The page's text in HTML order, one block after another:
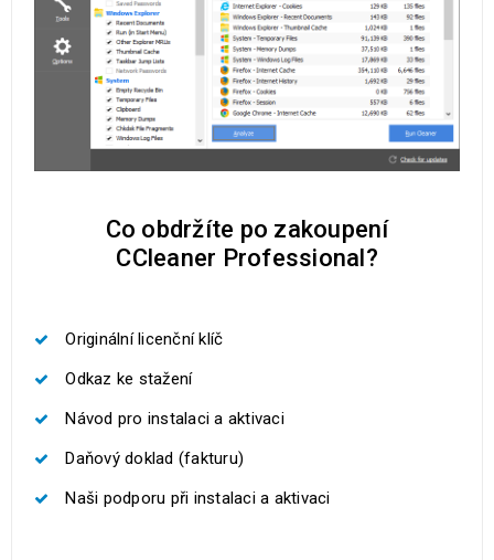
Co obdržíte po zakoupení
CCleaner Professional?
Originální licenční klíč
Odkaz ke stažení
Návod pro instalaci a aktivaci
Daňový doklad (fakturu)
Naši podporu při instalaci a aktivaci